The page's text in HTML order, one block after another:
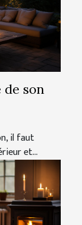
son
il faut
et...